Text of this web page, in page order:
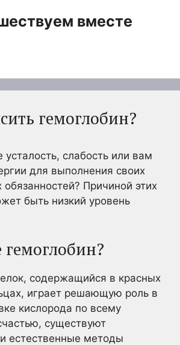
вместе
гемоглобин?
усталость, слабость или вам
для выполнения своих
Причиной этих
быть низкий уровень
гемоглобин?
содержащийся в красных
играет решающую роль в
кислорода по всему
существуют
естественные методы